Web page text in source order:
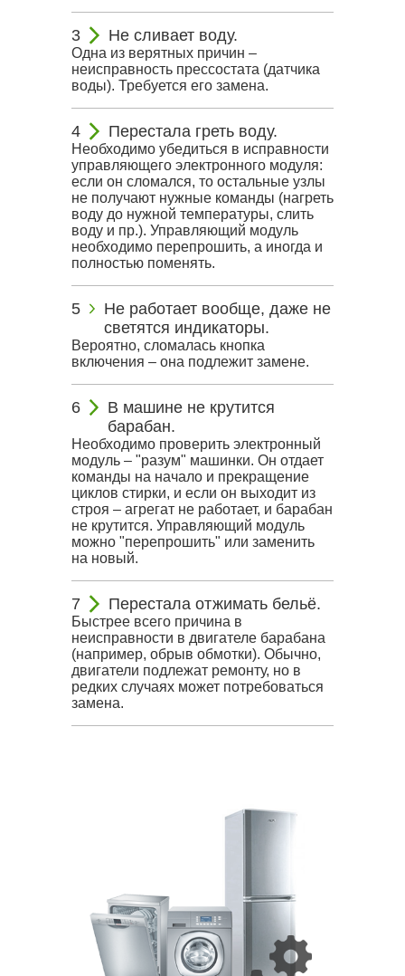
Не сливает воду.
Одна из верятных причин –
неисправность прессостата (датчика
воды). Требуется его замена.
Перестала греть воду.
Необходимо убедиться в исправности
управляющего электронного модуля:
если он сломался, то остальные узлы
не получают нужные команды (нагреть
воду до нужной температуры, слить
воду и пр.). Управляющий модуль
необходимо перепрошить, а иногда и
полностью поменять.
Не работает вообще, даже не
светятся индикаторы.
Вероятно, сломалась кнопка
включения – она подлежит замене.
В машине не крутится
барабан.
Необходимо проверить электронный
модуль – "разум" машинки. Он отдает
команды на начало и прекращение
циклов стирки, и если он выходит из
строя – агрегат не работает, и барабан
не крутится. Управляющий модуль
можно "перепрошить" или заменить
на новый.
Перестала отжимать бельё.
Быстрее всего причина в
неисправности в двигателе барабана
(например, обрыв обмотки). Обычно,
двигатели подлежат ремонту, но в
редких случаях может потребоваться
замена.